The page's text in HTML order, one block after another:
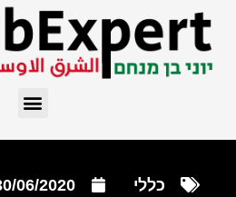
כללי 06/2020